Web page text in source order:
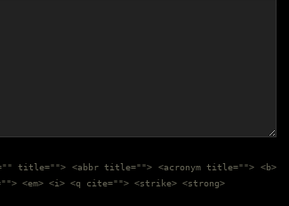
title=""> <abbr title=""> <acronym title=""> <b>
<em> <i> <q cite=""> <strike> <strong>